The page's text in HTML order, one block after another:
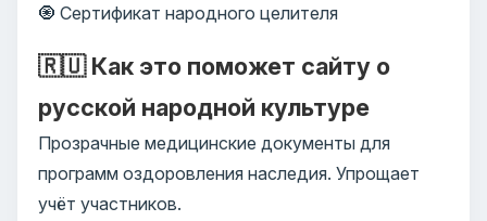
🧿 Сертификат народного целителя
🇷🇺 Как это поможет сайту о
русской народной культуре
Прозрачные медицинские документы для
программ оздоровления наследия. Упрощает
учёт участников.